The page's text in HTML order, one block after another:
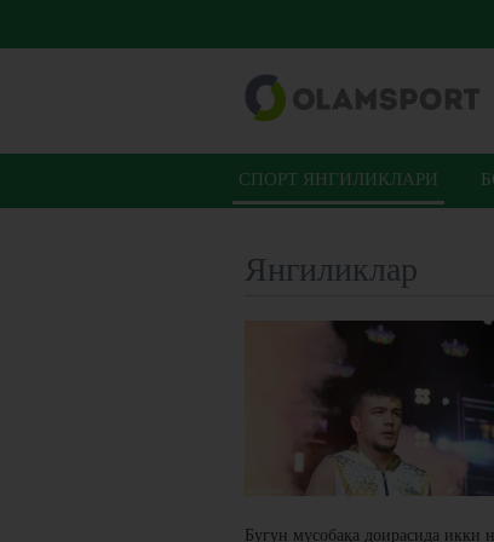
СПОРТ ЯНГИЛИКЛАРИ
Янгиликлар
Бугун мусобақа доирасида